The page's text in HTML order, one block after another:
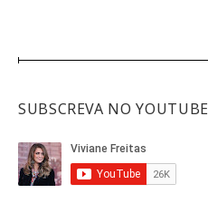
SUBSCREVA NO YOUTUBE